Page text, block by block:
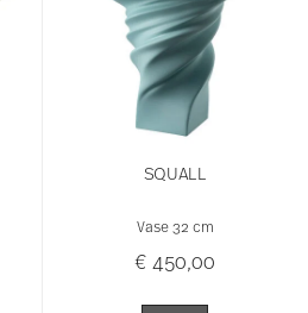
SQUALL
Vase 32 cm
€ 450,00